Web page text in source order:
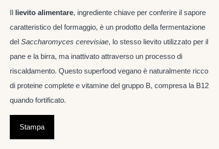
Il lievito alimentare, ingrediente chiave per conferire il sapore
caratteristico del formaggio, è un prodotto della fermentazione
del Saccharomyces cerevisiae, lo stesso lievito utilizzato per il
pane e la birra, ma inattivato attraverso un processo di
riscaldamento. Questo superfood vegano è naturalmente ricco
di proteine complete e vitamine del gruppo B, compresa la B12
quando fortificato.
Stampa